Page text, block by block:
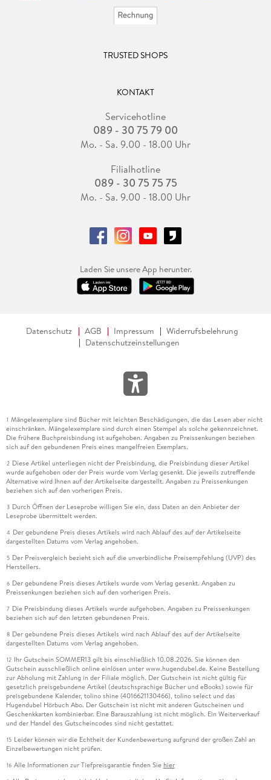
TRUSTED SHOPS
KONTAKT
Servicehotline
089 - 30 75 79 00
Mo. - Sa. 9.00 - 18.00 Uhr
Filialhotline
089 - 30 75 75 75
Mo. - Sa. 9.00 - 18.00 Uhr
Laden Sie unsere App herunter.
Datenschutz AGB Impressum
Widerrufsbelehrung
Datenschutzeinstellungen
1 Mängelexemplare sind Bücher mit leichten Beschädigungen, die das Lesen aber nicht
einschränken. Mängelexemplare sind durch einen Stempel als solche gekennzeichnet.
Die frühere Buchpreisbindung ist aufgehoben. Angaben zu Preissenkungen beziehen
sich auf den gebundenen Preis eines mangelfreien Exemplars.
2 Diese Artikel unterliegen nicht der Preisbindung, die Preisbindung dieser Artikel
wurde aufgehoben oder der Preis wurde vom Verlag gesenkt. Die jeweils zutreffende
Alternative wird Ihnen auf der Artikelseite dargestellt. Angaben zu Preissenkungen
beziehen sich auf den vorherigen Preis.
3 Durch Öffnen der Leseprobe willigen Sie ein, dass Daten an den Anbieter der
Leseprobe übermittelt werden.
4 Der gebundene Preis dieses Artikels wird nach Ablauf des auf der Artikelseite
dargestellten Datums vom Verlag angehoben.
5 Der Preisvergleich bezieht sich auf die unverbindliche Preisempfehlung (UVP) des
Herstellers.
6 Der gebundene Preis dieses Artikels wurde vom Verlag gesenkt. Angaben zu
Preissenkungen beziehen sich auf den vorherigen Preis.
7 Die Preisbindung dieses Artikels wurde aufgehoben. Angaben zu Preissenkungen
beziehen sich auf den letzten gebundenen Preis.
8 Der gebundene Preis dieses Artikels wird nach Ablauf des auf der Artikelseite
dargestellten Datums vom Verlag angehoben.
12 Ihr Gutschein SOMMER13 gilt bis einschließlich 10.08.2026. Sie können den
Gutschein ausschließlich online einlösen unter www.hugendubel.de. Keine Bestellung
zur Abholung mit Zahlung in der Filiale möglich. Der Gutschein ist nicht gültig für
gesetzlich preisgebundene Artikel (deutschsprachige Bücher und eBooks) sowie für
preisgebundene Kalender, tolino shine (4016621130466), tolino select und das
Hugendubel Hörbuch Abo. Der Gutschein ist nicht mit anderen Gutscheinen und
Geschenkkarten kombinierbar. Eine Barauszahlung ist nicht möglich. Ein Weiterverkauf
und der Handel des Gutscheincodes sind nicht gestattet.
15 Leider können wir die Echtheit der Kundenbewertung aufgrund der großen Zahl an
Einzelbewertungen nicht prüfen.
16 Alle Informationen zur Tiefpreisgarantie finden Sie hier